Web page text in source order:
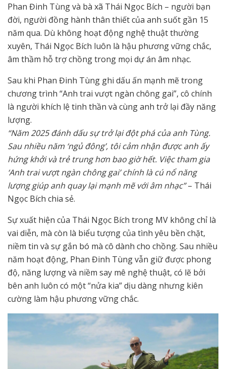
Phan Đinh Tùng và bà xã Thái Ngọc Bích – người bạn
đời, người đồng hành thân thiết của anh suốt gần 15
năm qua. Dù không hoạt động nghệ thuật thường
xuyên, Thái Ngọc Bích luôn là hậu phương vững chắc,
âm thầm hỗ trợ chồng trong mọi dự án âm nhạc.
Sau khi Phan Đinh Tùng ghi dấu ấn mạnh mẽ trong
chương trình “Anh trai vượt ngàn chông gai”, cô chính
là người khích lệ tinh thần và cùng anh trở lại đầy năng
lượng.
“Năm 2025 đánh dấu sự trở lại đột phá của anh Tùng.
Sau nhiều năm ‘ngủ đông’, tôi cảm nhận được anh ấy
hứng khởi và trẻ trung hơn bao giờ hết. Việc tham gia
‘Anh trai vượt ngàn chông gai’ chính là cú nổ năng
lượng giúp anh quay lại mạnh mẽ với âm nhạc”– Thái
Ngọc Bích chia sẻ.
Sự xuất hiện của Thái Ngọc Bích trong MV không chỉ là
vai diễn, mà còn là biểu tượng của tình yêu bền chặt,
niềm tin và sự gắn bó mà cô dành cho chồng. Sau nhiều
năm hoạt động, Phan Đinh Tùng vẫn giữ được phong
độ, năng lượng và niềm say mê nghệ thuật, có lẽ bởi
bên anh luôn có một “nửa kia” dịu dàng nhưng kiên
cường làm hậu phương vững chắc.